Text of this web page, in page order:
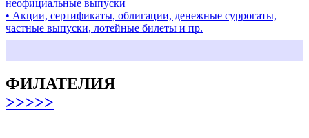
неофициальные выпуски
• Акции, сертификаты, облигации, денежные суррогаты,
частные выпуски, лотейные билеты и пр.
ФИЛАТЕЛИЯ
>>>>>